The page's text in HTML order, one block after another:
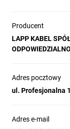
Producent
LAPP KABEL
Adres pocztowy
ul. Profesjonalna
Adres e-mail